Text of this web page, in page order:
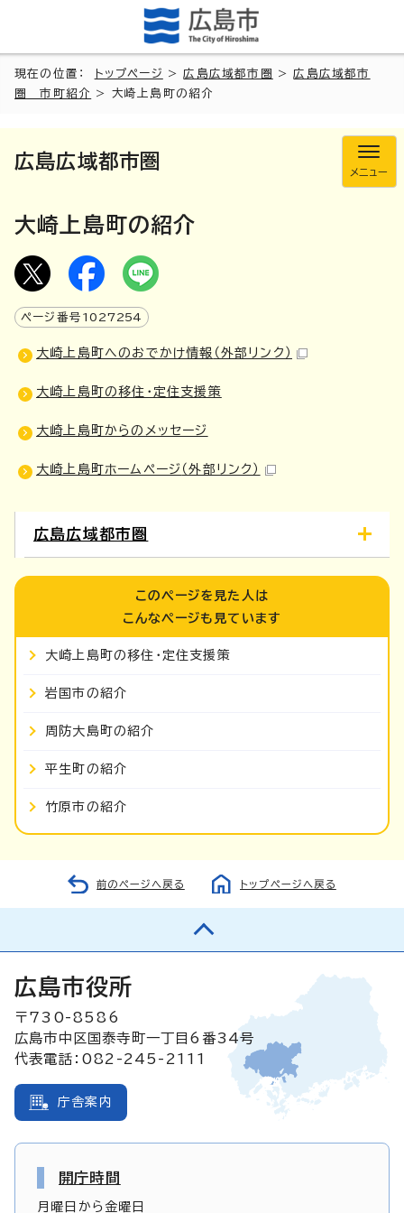
現在の位置： トップページ >広島広域都市圏 >広島広域都市
圏 市町紹介
> 大崎上島町の紹介
広島広域都市圏
メニュー
大崎上島町の紹介
ページ番号 1027254
大崎上島町へのおでかけ情報 （外部リンク）
大崎上島町の移住・定住支援策
大崎上島町からのメッセージ
大崎上島町ホームページ （外部リンク）
広島広域都市圏
このページを見た人は
こんなページも見ています
大崎上島町の移住・定住支援策
岩国市の紹介
周防大島町の紹介
平生町の紹介
竹原市の紹介
前のページへ戻る トップページへ戻る
広島市役所
〒730-8586
広島市中区国泰寺町一丁目6番34号
代表電話：082-245-2111
庁舎案内
開庁時間
月曜日から金曜日